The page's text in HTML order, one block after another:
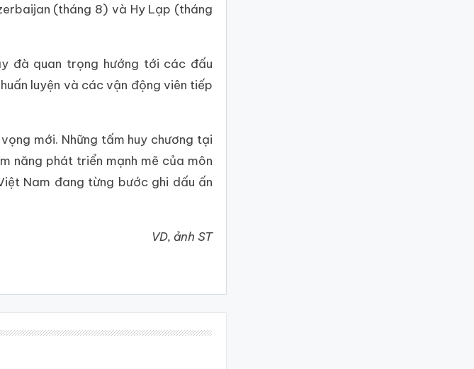
(tháng 8) và Hy Lạp (tháng
đà quan trọng hướng tới các đấu
luyện và các vận động viên tiếp
mới. Những tấm huy chương tại
năng phát triển mạnh mẽ của môn
Nam đang từng bước ghi dấu ấn
VD, ảnh ST